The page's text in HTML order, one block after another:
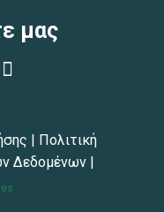
μας
| Πολιτική
Δεδομένων|